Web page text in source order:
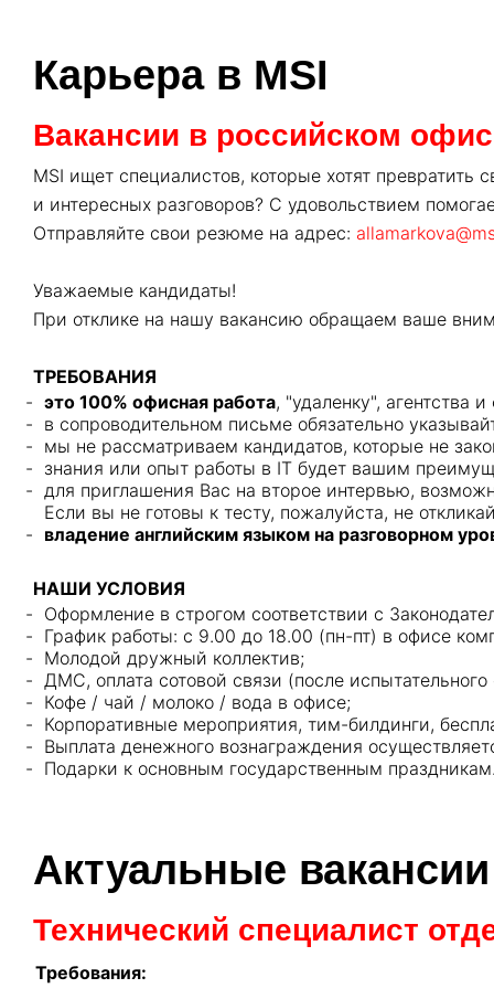
Карьера в MSI
Вакансии в российском
MSI ищет специалистов, которые хотят
и интересных разговоров? С удовольствием
Отправляйте свои резюме на адрес:
Уважаемые кандидаты!
При отклике на нашу вакансию обращаем ваше
ТРЕБОВАНИЯ
это 100% офисная работа, "удаленку", агентства
в сопроводительном письме обязательно
мы не рассматриваем кандидатов, которые не
знания или опыт работы в IT будет вашим
для приглашения Вас на второе интервью,
Если вы не готовы к тесту, пожалуйста, не
владение английским языком на разговорном
НАШИ УСЛОВИЯ
Оформление в строгом соответствии с
График работы: с 9.00 до 18.00 (пн-пт) в офисе
Молодой дружный коллектив;
ДМС, оплата сотовой связи (после
Кофе / чай / молоко / вода в офисе;
Корпоративные мероприятия, тим-билдинги,
Выплата денежного вознаграждения
Подарки к основным государственным
Актуальные
Технический специалист
Требования: